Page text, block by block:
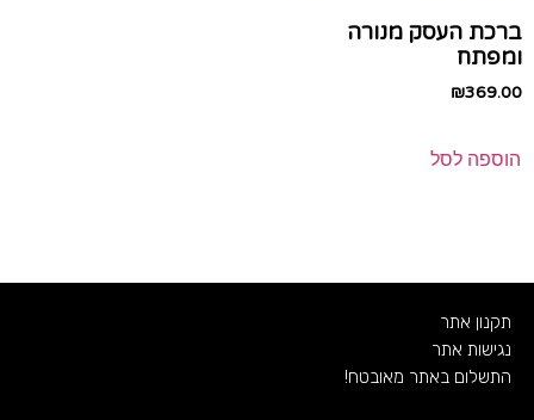
ברכת העסק מנורה
ומפתח
₪369.00
הוספה לסל
תקנון אתר
נגישות אתר
התשלום באתר מאובטח!